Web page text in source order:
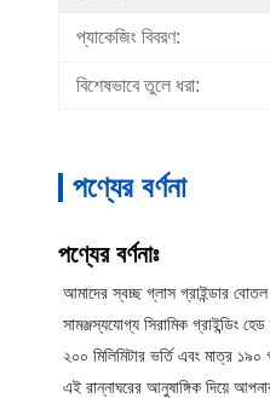
প্যাকেজিং বিবরণ:
বিশেষভাবে তুলে ধরা:
পণ্যের বর্ণনা
পণ্যের বর্ণনাঃ
আমাদের স্বচ্ছ গ্লাস গ্রাইন্ডার
সামঞ্জস্যযোগ্য সিরামিক গ্রাইন্ডিং
২০০ মিলিমিটার ভর্তি এবং মাত্র
এই রান্নাঘরের আনুষাঙ্গিক দিয়ে